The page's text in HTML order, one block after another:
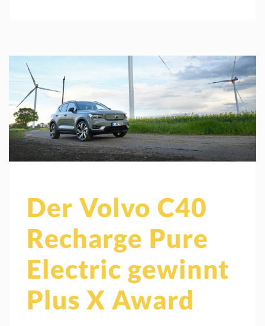
Der Volvo C40
Recharge Pure
Electric gewinnt
Plus X Award